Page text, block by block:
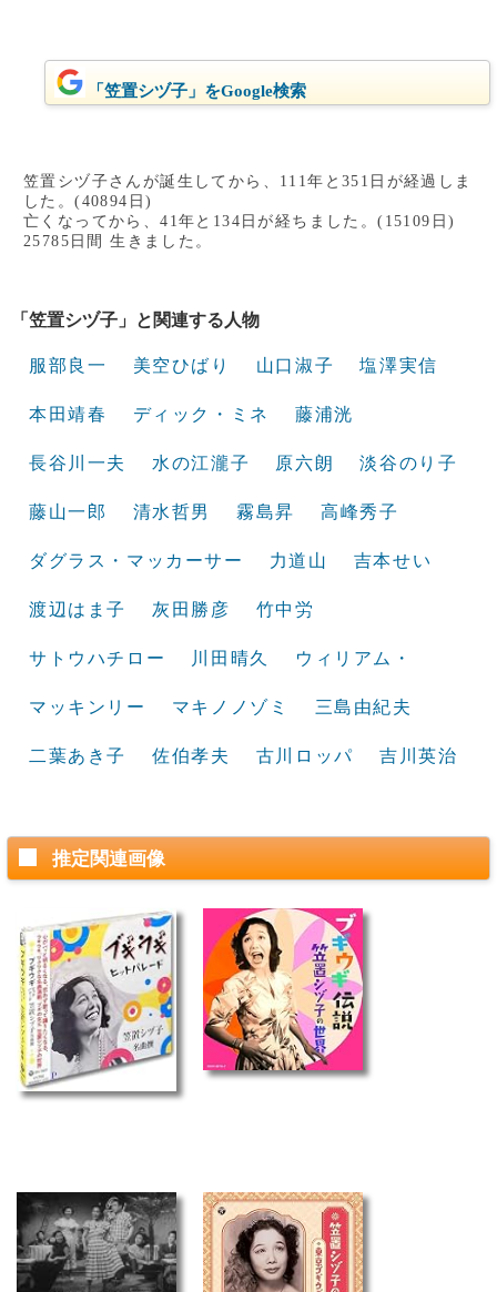
「笠置シヅ子」をGoogle検索
笠置シヅ子さんが誕生してから、111年と351日が経過しま
した。(40894日)
亡くなってから、41年と134日が経ちました。(15109日)
25785日間 生きました。
「笠置シヅ子」と関連する人物
服部良一 美空ひばり 山口淑子 塩澤実信
本田靖春 ディック・ミネ 藤浦洸
長谷川一夫 水の江瀧子 原六朗 淡谷のり子
藤山一郎 清水哲男 霧島昇 高峰秀子
ダグラス・マッカーサー 力道山 吉本せい
渡辺はま子 灰田勝彦 竹中労
サトウハチロー 川田晴久 ウィリアム・
マッキンリー マキノノゾミ 三島由紀夫
二葉あき子 佐伯孝夫 古川ロッパ 吉川英治
推定関連画像